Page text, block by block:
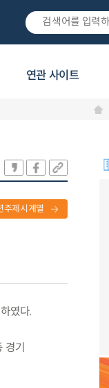
연관 사이트
주제시계열
였다.
기